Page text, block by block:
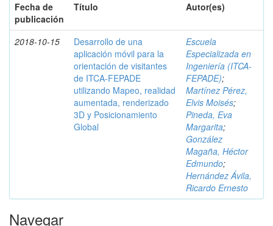
Fecha de
publicación
Título Autor(es)
2018-10-15
Desarrollo de una
aplicación móvil para la
orientación de visitantes
de ITCA-FEPADE
utilizando Mapeo, realidad
aumentada, renderizado
3D y Posicionamiento
Global
Escuela
Especializada en
Ingeniería (ITCA-
FEPADE);
Martínez Pérez,
Elvis Moisés;
Pineda, Eva
Margarita;
González
Magaña, Héctor
Edmundo;
Hernández Ávila,
Ricardo Ernesto
Navegar